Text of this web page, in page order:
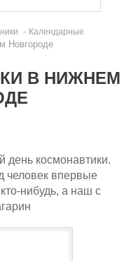
- Календарные
Новгороде
В НИЖНЕМ
день космонавтики.
человек впервые
нибудь, а наш с